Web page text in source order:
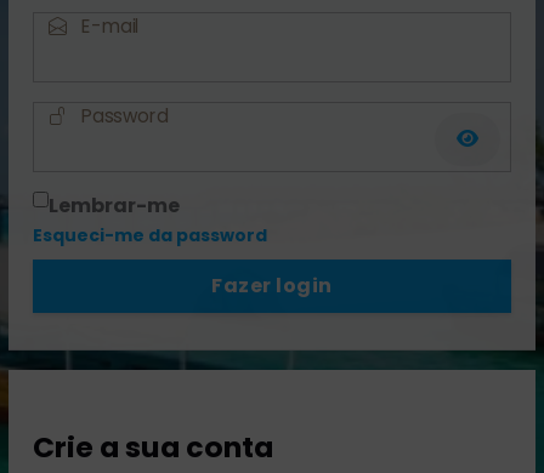
E-mail
Password
Lembrar-me
Esqueci-me da password
Fazer login
Crie a sua conta